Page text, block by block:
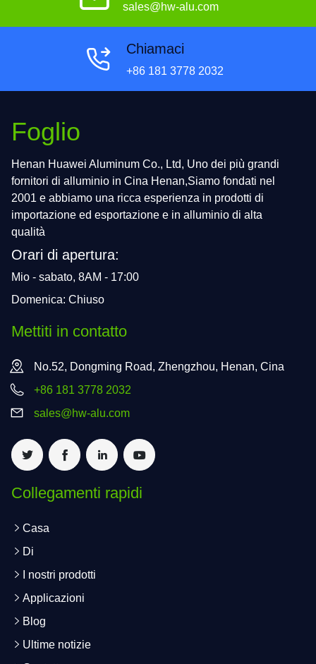
sales@hw-alu.com
Chiamaci
+86 181 3778 2032
Foglio
Henan Huawei Aluminum Co., Ltd, Uno dei più grandi
fornitori di alluminio in Cina Henan,Siamo fondati nel
2001 e abbiamo una ricca esperienza in prodotti di
importazione ed esportazione e in alluminio di alta
qualità
Orari di apertura:
Mio - sabato, 8AM - 17:00
Domenica: Chiuso
Mettiti in contatto
No.52, Dongming Road, Zhengzhou, Henan, Cina
+86 181 3778 2032
sales@hw-alu.com
Collegamenti rapidi
Casa
Di
I nostri prodotti
Applicazioni
Blog
Ultime notizie